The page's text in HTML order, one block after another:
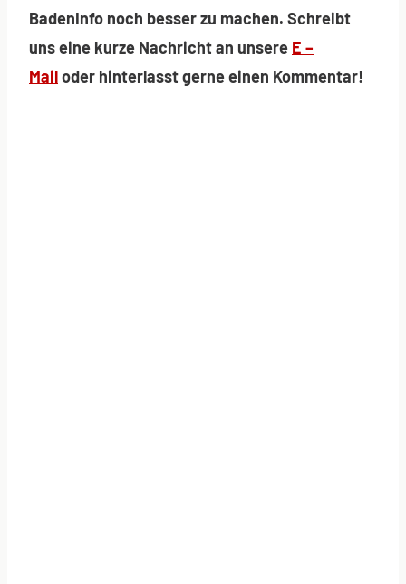
BadenInfo noch besser zu machen. Schreibt
uns eine kurze Nachricht an unsere E –
Mailoder hinterlasst gerne einen Kommentar!